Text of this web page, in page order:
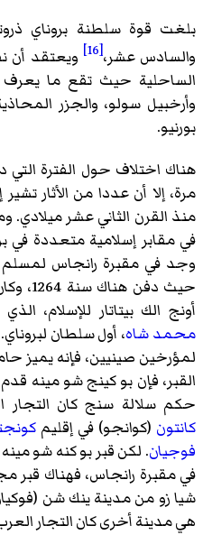
بلغت قوة سلطنة بروناي
والسادس عشر،[16]
ويعتقد أن
الساحلية حيث تقع ما يعرف
وأرخبيل سولو، والجزر
بورنيو.
هناك اختلاف حول الفترة التي
مرة، إلا أن عددا من الأثار
منذ القرن الثاني عشر ميلادي.
في مقابر إسلامية متعددة في
وجد في مقبرة رانجاس لمسلم
حيث
أونج الك بيتاتار للإسلام،
محمد شاه، أول سلطان
لمؤرخين صينيين، فإنه يميز
القبر، فإن بو كينج شو مينه
حكمسلالة سنجكان التجار
كانتون (كوانجو) في إقليم
فوجيان. لكن قبر بو كنه شو
في مقبرة رانجاس، فهناك قبر
هي مدينة أخرى كان التجار